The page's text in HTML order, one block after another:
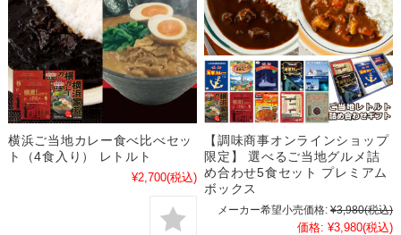
横浜ご当地カレー食べ比べセッ
ト（4食入り） レトルト
¥2,700(税込)
【調味商事オンラインショップ
限定】 選べるご当地グルメ詰
め合わせ5食セット プレミアム
ボックス
メーカー希望小売価格: ¥3,980(税込)
価格: ¥3,980(税込)